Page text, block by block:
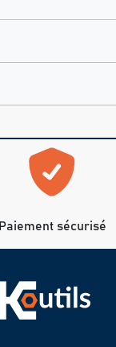
Paiement sécurisé